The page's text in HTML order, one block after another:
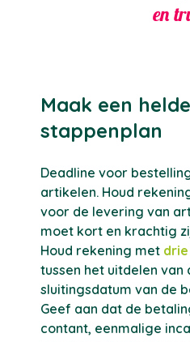
en
Maak een
stappenplan
Deadline voor
artikelen. Houd
voor de levering van
moet kort en krachtig
Houd rekening met
tussen het uitdelen van
sluitingsdatum van de
Geef aan dat de
contant, eenmalige